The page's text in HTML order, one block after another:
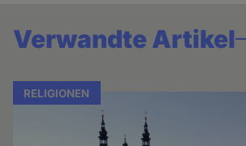
Verwandte Artikel
RELIGIONEN